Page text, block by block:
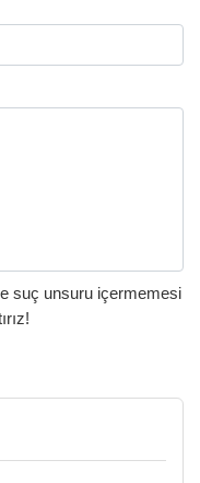
suç unsuru içermemesi